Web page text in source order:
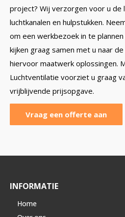
project? Wij verzorgen voor u de
luchtkanalen en hulpstukken.
om een werkbezoek in te
kijken graag samen met u naar
hiervoor maatwerk oplossingen.
Luchtventilatie voorziet u graag
vrijblijvende prijsopgave.
Vraag een offerte aan
INFORMATIE
Home